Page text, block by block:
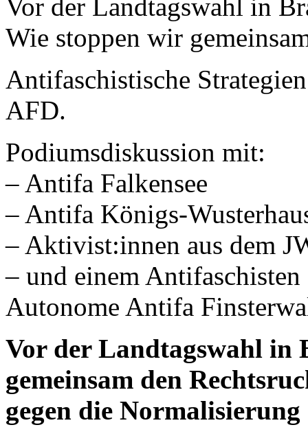
Vor der Landtagswahl in
Wie stoppen wir
Antifaschistische
AFD.
Podiumsdiskussion mit:
– Antifa Falkensee
– Antifa Königs-
– Aktivist:innen aus dem
– und einem
Autonome Antifa
Vor der Landtagswahl in
gemeinsam den
gegen die